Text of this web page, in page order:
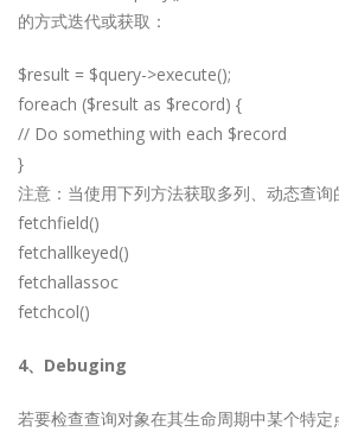
的方式迭代或获取：
$result = $query->execute();
foreach ($result as $record) {
// Do something with each $record
}
注意：当使用下列方法获取多列、动态查询
fetchfield()
fetchallkeyed()
fetchallassoc
fetchcol()
4、Debuging
若要检查查询对象在其生命周期中某个特